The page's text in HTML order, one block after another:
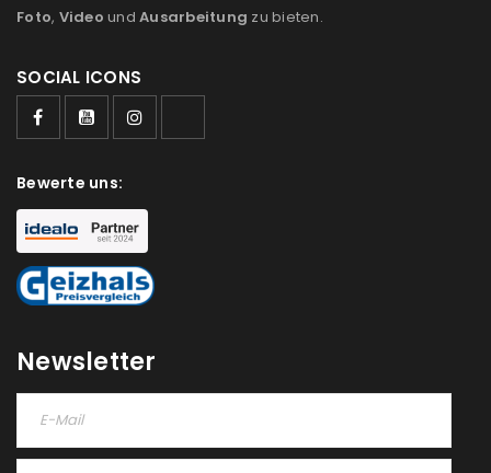
Foto, Video und Ausarbeitung zu bieten.
SOCIAL ICONS
Bewerte uns:
Newsletter